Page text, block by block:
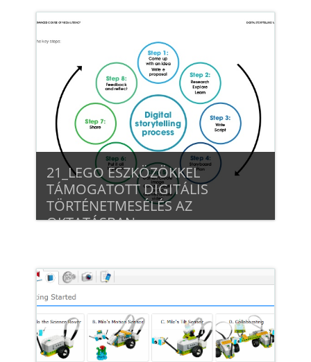
21_LEGO ESZKÖZÖKKEL
TÁMOGATOTT DIGITÁLIS
TÖRTÉNETMESÉLÉS AZ
OKTATÁSBAN
Beiratkozás